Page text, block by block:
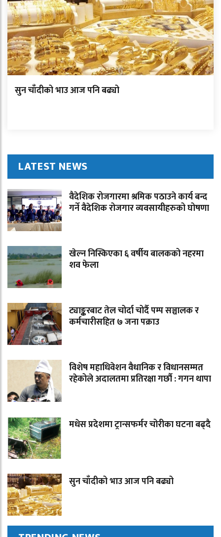
सुन चाँदीको भाउ आज पनि बढ्यो
LATEST NEWS
वैदेशिक रोजगारमा श्रमिक पठाउने कार्य बन्द
गर्ने वैदेशिक रोजगार व्यवसायीहरुको घोषणा
खेल्न निस्किएका ६ वर्षीय बालकको नहरमा
शव फेला
ट्याङ्करबाट तेल चोर्दा चोर्दै पम्प सञ्चालक र
कर्मचारीसहित ७ जना पक्राउ
विशेष महाधिवेशन वैधानिक र विधानसम्मत
रहेकोले अदालतमा प्रतिरक्षा गर्छौ : गगन थापा
मधेस प्रदेशमा ट्रान्सफर्मर चोरीका घटना बढ्दै
सुन चाँदीको भाउ आज पनि बढ्यो